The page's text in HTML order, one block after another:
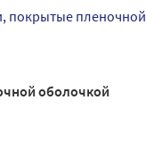
покрытые пленочной
оболочкой